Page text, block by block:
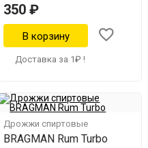
350 ₽
Доставка за 1₽ !
Дрожжи спиртовые
BRAGMAN Rum Turbo